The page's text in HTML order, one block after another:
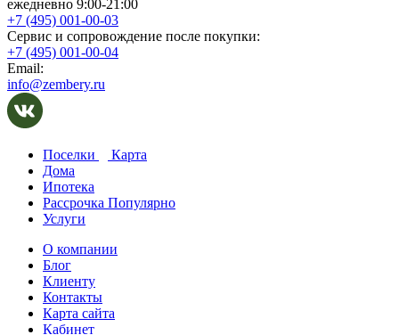
ежедневно 9:00-21:00
+7 (495) 001-00-03
Cервис и сопровождение после покупки:
+7 (495) 001-00-04
Email:
info@zembery.ru
Поселки
Карта
Дома
Ипотека
Рассрочка Популярно
Услуги
О компании
Блог
Клиенту
Контакты
Карта сайта
Кабинет